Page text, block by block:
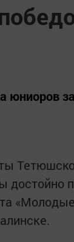
юниоров
достойно
«Молодые